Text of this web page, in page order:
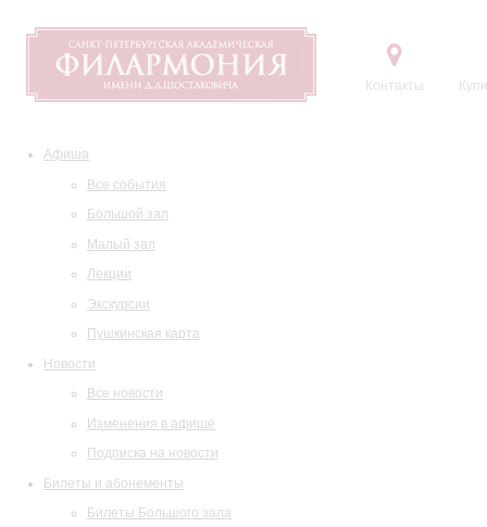
Контакты
Афиша
Все события
Большой зал
Малый зал
Лекции
Экскурсии
Пушкинская карта
Новости
Все новости
Изменения в афише
Подписка на новости
Билеты и абонементы
Билеты Большого зала